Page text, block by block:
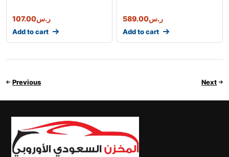
ر.س107.00
Add to cart
ر.س589.00
Add to cart
Previous Next